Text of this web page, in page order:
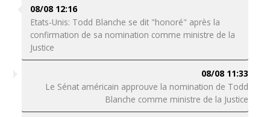
08/08 12:16
Etats-Unis: Todd Blanche se dit "honoré" après la
confirmation de sa nomination comme ministre de la
Justice
08/08 11:33
Le Sénat américain approuve la nomination de Todd
Blanche comme ministre de la Justice